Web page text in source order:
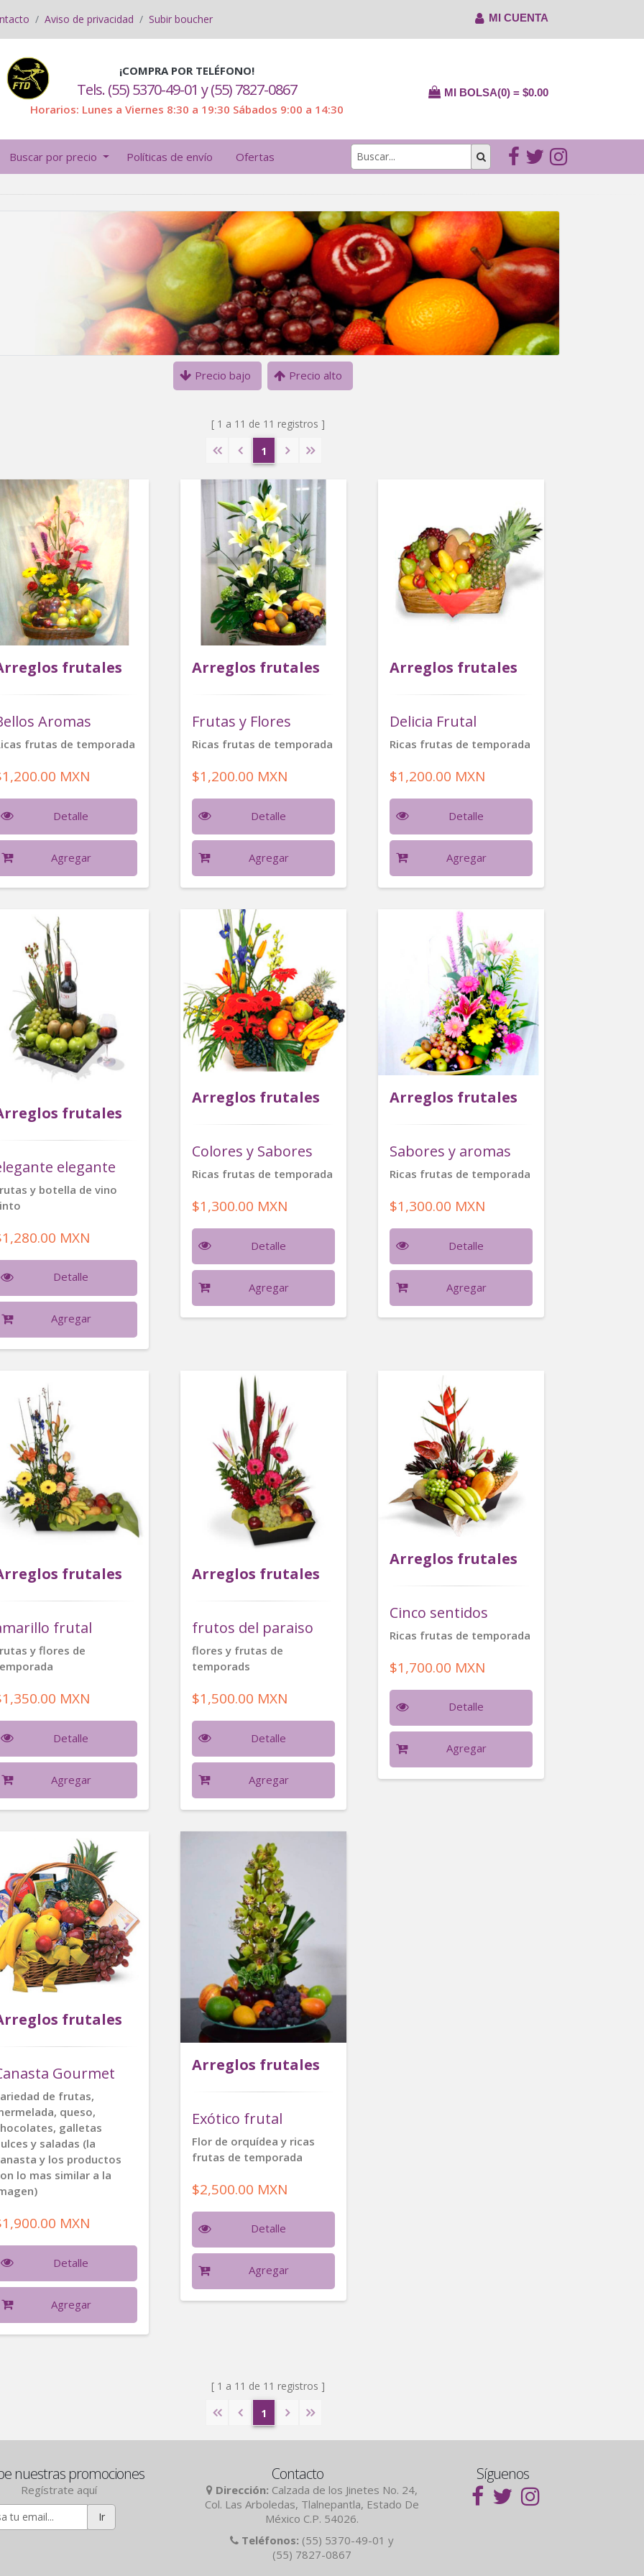
Aviso de privacidad Subir boucher MI CUENTA
¡COMPRA POR TELÉFONO!
Tels. (55) 5370-49-01 y (55) 7827-0867
Horarios: Lunes a Viernes 8:30 a 19:30 Sábados 9:00 a 14:30
MI BOLSA(0) = $0.00
Buscar por precio Políticas de envío Ofertas
Precio bajo Precio alto
[ 1 a 11 de 11 registros ]
1
frutales
Aromas
frutas de temporada
MXN
Detalle
Agregar
Arreglos frutales
Frutas y Flores
Ricas frutas de temporada
$1,200.00 MXN
Detalle
Agregar
Arreglos frutales
Delicia Frutal
Ricas frutas de temporada
$1,200.00 MXN
Detalle
Agregar
frutales
elegante
y botella de vino
MXN
Detalle
Agregar
Arreglos frutales
Colores y Sabores
Ricas frutas de temporada
$1,300.00 MXN
Detalle
Agregar
Arreglos frutales
Sabores y aromas
Ricas frutas de temporada
$1,300.00 MXN
Detalle
Agregar
frutales
frutal
y flores de
MXN
Detalle
Agregar
Arreglos frutales
frutos del paraiso
flores y frutas de
temporads
$1,500.00 MXN
Detalle
Agregar
Arreglos frutales
Cinco sentidos
Ricas frutas de temporada
$1,700.00 MXN
Detalle
Agregar
frutales
Gourmet
de frutas,
queso,
galletas
y saladas (la
y los productos
lo mas similar a la
MXN
Detalle
Agregar
Arreglos frutales
Exótico frutal
Flor de orquídea y ricas
frutas de temporada
$2,500.00 MXN
Detalle
Agregar
[ 1 a 11 de 11 registros ]
1
nuestras promociones
Regístrate aquí
Ir
Contacto
Dirección: Calzada de los Jinetes No. 24,
Col. Las Arboledas, Tlalnepantla, Estado De
México C.P. 54026.
Teléfonos: (55) 5370-49-01 y
(55) 7827-0867
Síguenos